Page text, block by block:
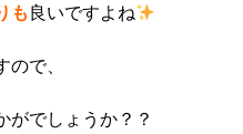
も 良いですよね
で、
がでしょうか？？